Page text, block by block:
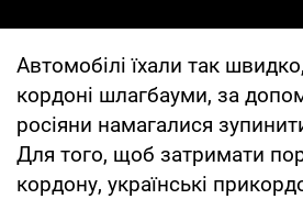
Автомобілі їхали так
кордоні шлагбауми, за
росіяни намагалися
Для того, щоб затримати
кордону, українські